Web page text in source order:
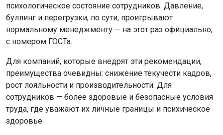
психологическое состояние сотрудников. Давление,
буллинг и перегрузки, по сути, проигрывают
нормальному менеджменту — на этот раз официально,
с номером ГОСТа.
Для компаний, которые внедрят эти рекомендации,
преимущества очевидны: снижение текучести кадров,
рост лояльности и производительности. Для
сотрудников — более здоровые и безопасные условия
труда, где уважают их личные границы и психическое
здоровье.